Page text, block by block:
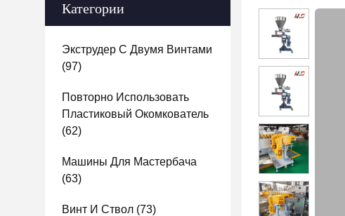
Категории
Экструдер С Двумя Винтами
(97)
Повторно Использовать
Пластиковый Окомкователь
(62)
Машины Для Мастербача
(63)
Винт И Ствол (73)